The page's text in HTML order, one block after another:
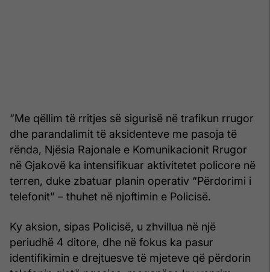
“Me qëllim të rritjes së sigurisë në trafikun rrugor
dhe parandalimit të aksidenteve me pasoja të
rënda, Njësia Rajonale e Komunikacionit Rrugor
në Gjakovë ka intensifikuar aktivitetet policore në
terren, duke zbatuar planin operativ “Përdorimi i
telefonit” – thuhet në njoftimin e Policisë.
Ky aksion, sipas Policisë, u zhvillua në një
periudhë 4 ditore, dhe në fokus ka pasur
identifikimin e drejtuesve të mjeteve që përdorin